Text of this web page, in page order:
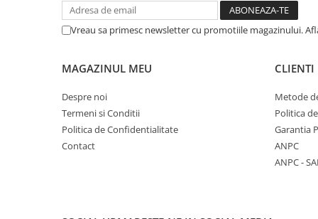
Foarfeci tuns oi
Incubatoare ouaVreau sa primesc newsletter cu promotiile magazinului.
MAGAZINUL MEU
Despre noi
Termeni si Conditii
Politica de Confidentialitate
Contact
CLIENTI
Metode
Politica
Garantia
ANPC
ANPC -